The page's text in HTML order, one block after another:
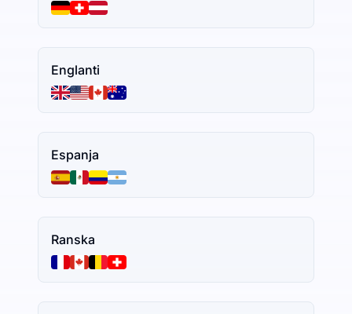
Englanti
Espanja
Ranska